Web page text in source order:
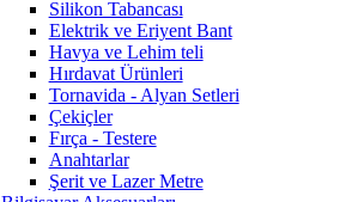
Silikon Tabancası
Elektrik ve Eriyent Bant
Havya ve Lehim teli
Hırdavat Ürünleri
Tornavida - Alyan Setleri
Çekiçler
Fırça - Testere
Anahtarlar
Şerit ve Lazer Metre